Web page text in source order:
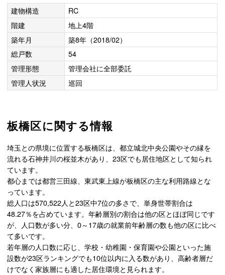
建物構造
RC
階建
地上4階
築年月
築8年（2018/02）
総戸数
54
管理形態
管理会社に全部委託
管理人状況
巡回
板橋区に関する情報
埼玉との県境に位置する板橋区は、都立城北中央公園やその縁を
流れる石神井川の桜並木があり、23区でも居住地区として知られ
ています。
都心までは都営三田線、東武東上線が板橋区の主な利用路線とな
っています。
総人口は570,522人と23区中7位の多さで、単身世帯割合は
48.27％を占めています。年齢層別の割合は他の区とほぼ同じです
が、人口数が多い分、0～17歳の就業前年齢層の数も他の区に比べ
て多いです。
若年層の人口数に応じ、学校・幼稚園・保育園や公園といった施
設数が23区ランキングでも10位以内に入る数があり、高齢者層だ
けでなく家族層にも適した居住環境と見られます。